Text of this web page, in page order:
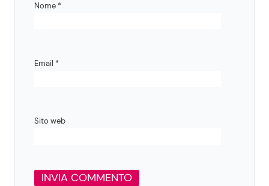
Nome *
Email *
Sito web